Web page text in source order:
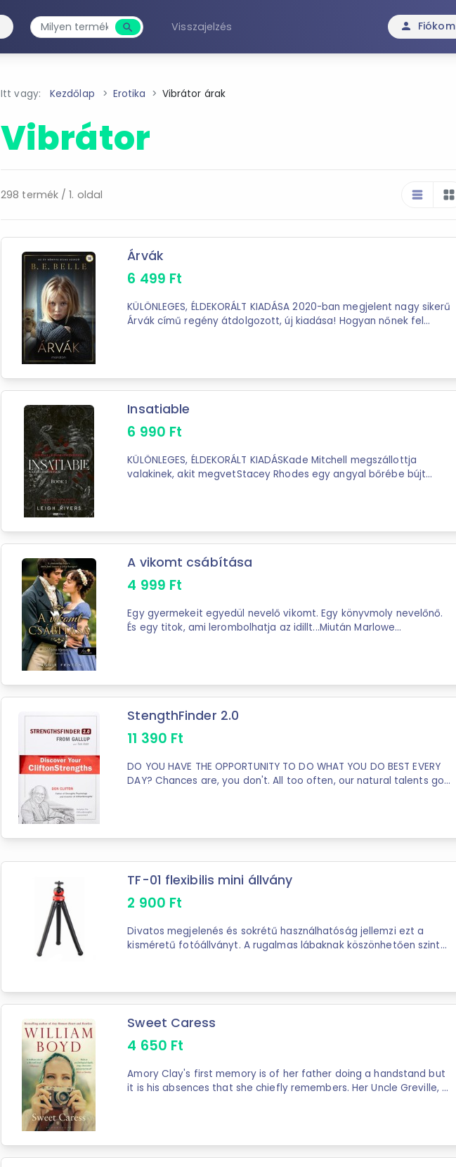
search
Keresés
Visszajelzés person Fiókom
Itt vagy: Kezdőlap Erotika Vibrátor árak
Vibrátor
298 termék / 1. oldal table_rows grid_view
Árvák
6 499 Ft
KÜLÖNLEGES, ÉLDEKORÁLT KIADÁSA 2020-ban megjelent nagy sikerű
Árvák című regény átdolgozott, új kiadása! Hogyan nőnek fel
Insatiable
6 990 Ft
KÜLÖNLEGES, ÉLDEKORÁLT KIADÁSKade Mitchell megszállottja
valakinek, akit megvetStacey Rhodes egy angyal bőrébe bújt
A vikomt csábítása
4 999 Ft
Egy gyermekeit egyedül nevelő vikomt. Egy könyvmoly nevelőnő.
És egy titok, ami lerombolhatja az idillt...Miután Marlowe
StengthFinder 2.0
11 390 Ft
DO YOU HAVE THE OPPORTUNITY TO DO WHAT YOU DO BEST EVERY
DAY? Chances are, you don't. All too often, our natural talents go
TF-01 flexibilis mini állvány
2 900 Ft
Divatos megjelenés és sokrétű használhatóság jellemzi ezt a
kisméretű fotóállványt. A rugalmas lábaknak köszönhetően szinte
Sweet Caress
4 650 Ft
Amory Clay's first memory is of her father doing a handstand but
it is his absences that she chiefly remembers. Her Uncle Greville, a